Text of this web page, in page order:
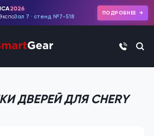
2026
Зал 7 · стенд №7-518
ПОДРОБНЕЕ
+7 (495)
ДВЕРЕЙ ДЛЯ CHERY